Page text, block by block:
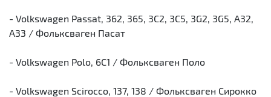
- Volkswagen Passat, 362, 365, 3C2, 3C5, 3G2, 3G5, A32,
A33 / Фольксваген Пасат
- Volkswagen Polo, 6C1 / Фольксваген Поло
- Volkswagen Scirocco, 137, 138 / Фольксваген Сирокко